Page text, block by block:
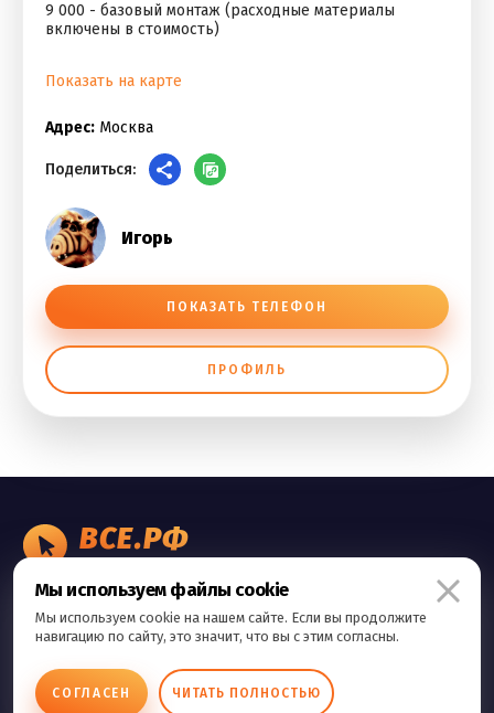
9 000 - базовый монтаж (расходные материалы
включены в стоимость)
Показать на карте
Адрес: Москва
Поделиться:
Игорь
ПОКАЗАТЬ ТЕЛЕФОН
ПРОФИЛЬ
ВСЕ.РФ
Copyright © 2026 Все.Рф Все права защищены
Правила сервиса
Политика конфиденциальности
Мы используем файлы cookie
Мы используем cookie на нашем сайте. Если вы продолжите
навигацию по сайту, это значит, что вы с этим согласны.
СОГЛАСЕН ЧИТАТЬ ПОЛНОСТЬЮ